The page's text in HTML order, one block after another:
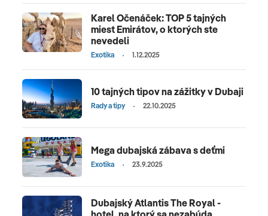
Karel Očenáček: TOP 5 tajných
miest Emirátov, o ktorých ste
nevedeli
Exotika 1.12.2025
10 tajných tipov na zážitky v Dubaji
Rady a tipy 22.10.2025
Mega dubajská zábava s deťmi
Exotika 23.9.2025
Dubajský Atlantis The Royal -